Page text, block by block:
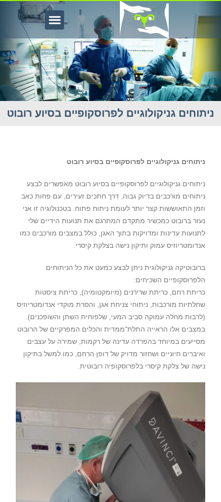
ניתוחים גניקולוגיים לפרוסקופיים בסיוע רובוט
ניתוחים גניקולוגיים לפרוסקופיים בסיוע רובוט
ניתוחים גניקולוגיים לפרוסקופיים בסיוע רובוט מאפשרים לבצע
ניתוחים מורכבים בדיוק גבוה ,דרך חתכים זעירים ,עם פחות כאב
וזמן התאוששות קצר יותר לעומת ניתוח פתוח
בטכנולוגיה זו אני
נעזר ברובוט כמכשיר מתקדם המתרגם את תנועות הידיים שלי
לתנועות עדינות ומדויקות בתוך האגן ,כולל במצבים מורכבים כמו
אנדומטריוזיס עמוק ותיקון נישה בצלקת קיסרי
ברובוטיקה גניקולוגית ניתן לבצע כמעט את כל הניתוחים
הלפרוסקופיים השכיחים:
כריתת רחם ,כריתת שרירנים (מיומקטומיה),כריתת ציסטות
שחלתיות מורכבות ,ניתוחי צניחת אגן
והסרת מוקדי אנדומטריוזיס
(לרבות מחלה עמוקה סביב המעי ,שלפוחית השתן והשופכנים).
במצבים אלו הראייה התלת־ממדית והכלים המפרקיים של הרובוט
מסייעים במיוחד בהפרדה עדינה של רקמות ,שמירה על עצבים
ואיברים חיוניים ושחזור מדויק של דופן הרחם ,כמו למשל בתיקון
נישה של צלקת קיסרי בלפרוסקופיה רובוטית